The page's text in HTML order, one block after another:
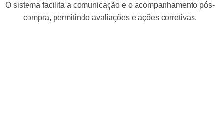
O sistema facilita a comunicação e o acompanhamento pós-
compra, permitindo avaliações e ações corretivas.